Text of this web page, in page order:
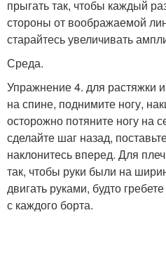
прыгать так, чтобы каждый
стороны от воображаемой
старайтесь увеличивать
Среда.
Упражнение 4. для
на спине, поднимите ногу,
осторожно потяните ногу на
сделайте шаг назад,
наклонитесь вперед. Для
так, чтобы руки были на
двигать руками, будто
с каждого борта.